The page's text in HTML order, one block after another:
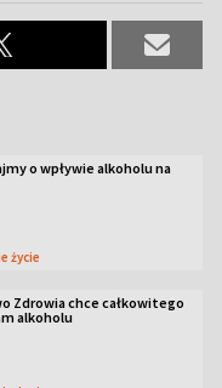
o wpływie alkoholu na
życie
Zdrowia chce całkowitego
alkoholu